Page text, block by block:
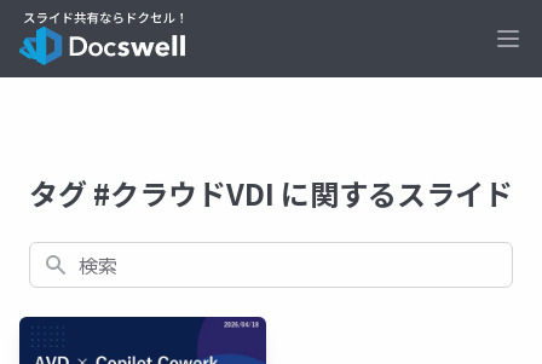
タグ #クラウドVDI に関するスライド
検索